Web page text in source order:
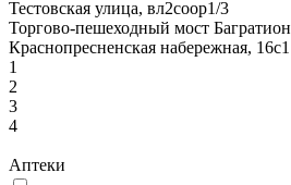
Тестовская улица, вл2соор1/3
Торгово-пешеходный мост Багратион
Краснопресненская набережная, 16с1
1
2
3
4
Аптеки